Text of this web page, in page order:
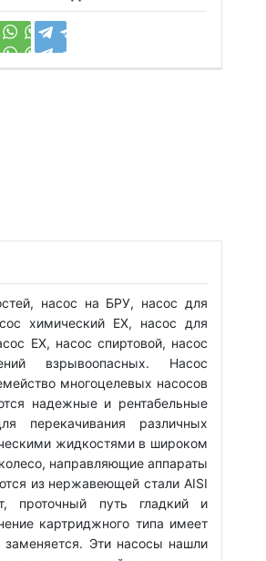
насос на БРУ, насос для
химический EX, насос для
EX, насос спиртовой, насос
взрывоопасных. Насос
многоцелевых насосов
надежные и рентабельные
перекачивания различных
жидкостями в широком
направляющие аппараты
из нержавеющей стали AISI
проточный путь гладкий и
картриджного типа имеет
Эти насосы нашли